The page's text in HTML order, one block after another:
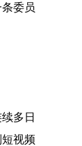
委员
多日
视频